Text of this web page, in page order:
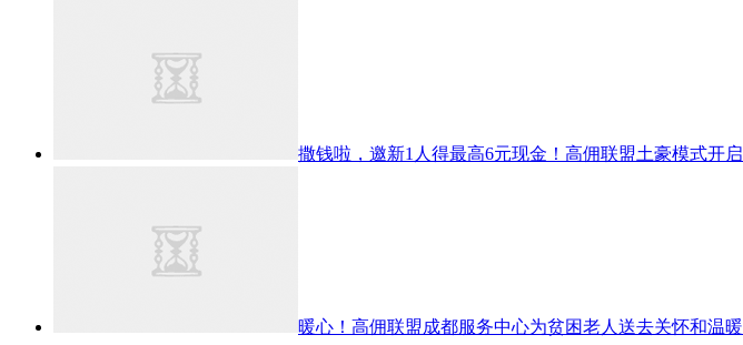
撒钱啦，邀新1人得最高6元现金！高佣联盟土豪模式开启
暖心！高佣联盟成都服务中心为贫困老人送去关怀和温暖